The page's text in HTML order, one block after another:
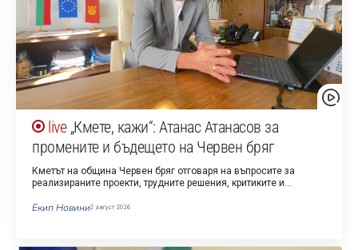
„Кмете, кажи“: Атанас Атанасов за
промените и бъдещето на Червен бряг
Кметът на община Червен бряг отговаря на въпросите за
реализираните проекти, трудните решения, критиките и…
Екип Новини2 август 2026